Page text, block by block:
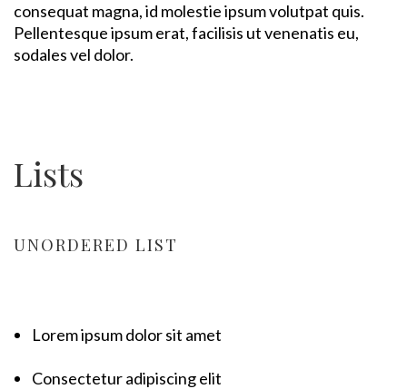
consequat magna, id molestie ipsum volutpat quis.
Pellentesque ipsum erat, facilisis ut venenatis eu,
sodales vel dolor.
Lists
UNORDERED LIST
Lorem ipsum dolor sit amet
Consectetur adipiscing elit